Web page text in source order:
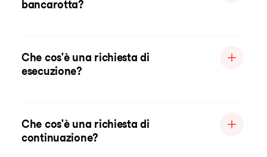
bancarotta?
Che cos'è una richiesta di
esecuzione?
Che cos'è una richiesta di
continuazione?